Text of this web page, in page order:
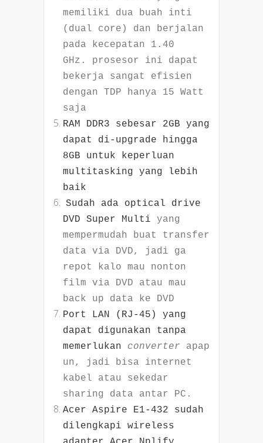
memiliki dua buah inti
(dual core) dan berjalan
pada kecepatan 1.40
GHz.
prosesor ini dapat
bekerja sangat efisien
dengan TDP hanya 15 Watt
saja
RAM DDR3 sebesar 2GB yang
dapat di-upgrade hingga
8GB untuk keperluan
multitasking yang lebih
baik
Sudah ada optical drive
DVD Super Multi yang
mempermudah buat transfer
data via DVD, jadi ga
repot kalo mau nonton
film via DVD atau mau
back up data ke DVD
Port LAN (RJ-45) yang
dapat digunakan tanpa
memerlukan
converter
apap
un, jadi bisa internet
kabel atau sekedar
sharing data antar PC.
Acer Aspire E1-432 sudah
dilengkapi wireless